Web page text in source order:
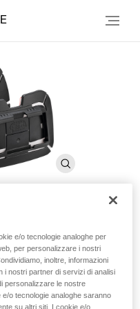
di fissare una lampada
e/o tecnologie analoghe per
per personalizzare i nostri
inoltre, informazioni
i nostri partner di servizi di analisi
personalizzare le nostre
e/o tecnologie analoghe saranno
su altri siti. I cookie e/o